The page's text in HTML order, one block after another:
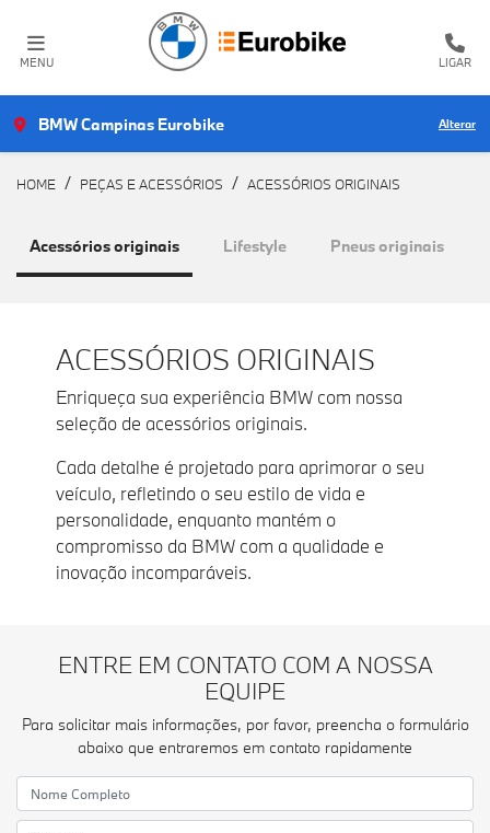
MENU LIGAR
BMW Campinas Eurobike Alterar
HOME PEÇAS E ACESSÓRIOS ACESSÓRIOS ORIGINAIS
Acessórios originais Lifestyle Pneus originais
ACESSÓRIOS ORIGINAIS
Enriqueça sua experiência BMW com nossa
seleção de acessórios originais.
Cada detalhe é projetado para aprimorar o seu
veículo, refletindo o seu estilo de vida e
personalidade, enquanto mantém o
compromisso da BMW com a qualidade e
inovação incomparáveis.
ENTRE EM CONTATO COM A NOSSA
EQUIPE
Para solicitar mais informações, por favor, preencha o formulário
abaixo que entraremos em contato rapidamente